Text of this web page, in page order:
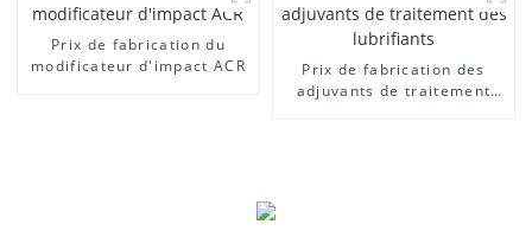
Prix ​​de fabrication du
modificateur d'impact ACR
Prix ​​de fabrication des
adjuvants de traitement